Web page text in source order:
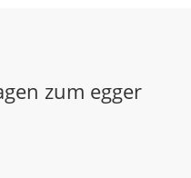
zum egger